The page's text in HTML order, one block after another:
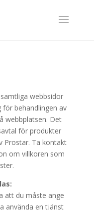
webbsidor
för behandlingen av
webbplatsen. Det
för produkter
Prostar. Ta kontakt
om villkoren som
att du måste ange
använda en tjänst